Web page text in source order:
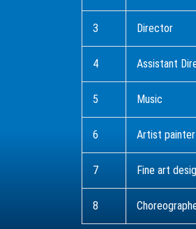
3 Director
4 Assistant
5 Music
6 Artist painter
7 Fine art
8